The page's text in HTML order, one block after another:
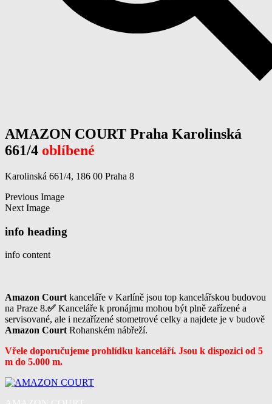
AMAZON COURT Praha Karolinská
661/4 oblíbené
Karolinská 661/4, 186 00 Praha 8
Previous Image
Next Image
info heading
info content
Amazon Courtkanceláře v Karlíně jsou top kancelářskou budovou
na Praze 8.✅ Kanceláře k pronájmu mohou být plně zařízené a
servisované, ale i nezařízené stometrové celky a najdete je v budově
Amazon CourtRohanském nábřeží.
Vřele doporučujeme prohlídku kanceláří. Jsou k dispozici od 5
m do 5.000 m.